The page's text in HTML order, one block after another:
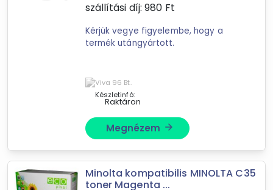
Forgalmazók
NyomtassOtthon.hu
Toptoner.hu
szállítási díj: 980 Ft
Kérjük vegye figyelembe, hogy a
termék utángyártott.
Készletinfó:
Raktáron
Megnézem arrow_forward
Minolta kompatibilis MINOLTA C35
toner Magenta ...